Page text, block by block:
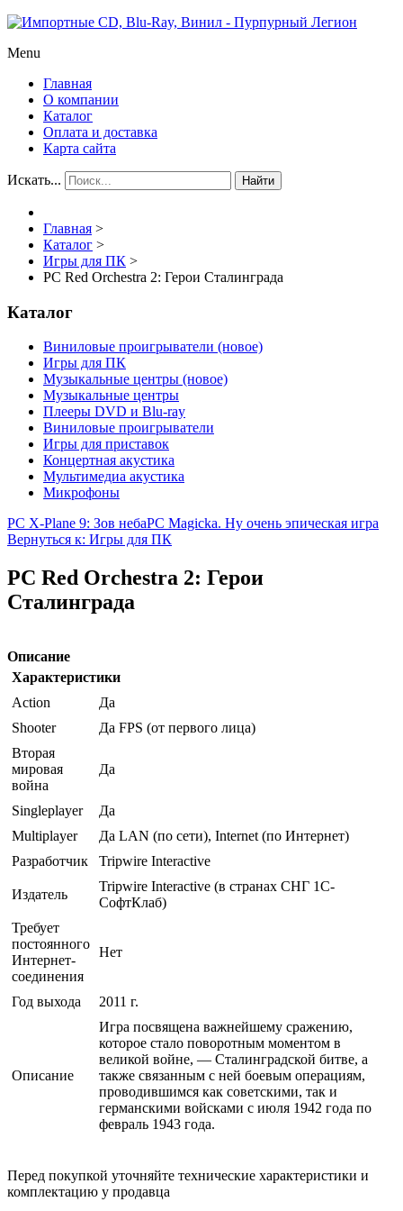
Menu
Главная
О компании
Каталог
Оплата и доставка
Карта сайта
Искать... Найти
Главная >
Каталог >
Игры для ПК >
PC Red Orchestra 2: Герои Сталинграда
Каталог
Виниловые проигрыватели (новое)
Игры для ПК
Музыкальные центры (новое)
Музыкальные центры
Плееры DVD и Blu-ray
Виниловые проигрыватели
Игры для приставок
Концертная акустика
Мультимедиа акустика
Микрофоны
PC X-Plane 9: Зов небаPC Magicka. Ну очень эпическая игра
Вернуться к: Игры для ПК
PC Red Orchestra 2: Герои
Сталинграда
Описание
Характеристики
Action
Да
Shooter
Да FPS (от первого лица)
Вторая
мировая
война
Да
Singleplayer
Да
Multiplayer
Да LAN (по сети), Internet (по Интернет)
Разработчик
Tripwire Interactive
Издатель
Tripwire Interactive (в странах СНГ 1С-
СофтКлаб)
Требует
постоянного
Интернет-
соединения
Нет
Год выхода 2011 г.
Описание
Игра посвящена важнейшему сражению,
которое стало поворотным моментом в
великой войне, — Сталинградской битве, а
также связанным с ней боевым операциям,
проводившимся как советскими, так и
германскими войсками с июля 1942 года по
февраль 1943 года.
Перед покупкой уточняйте технические характеристики и
комплектацию у продавца